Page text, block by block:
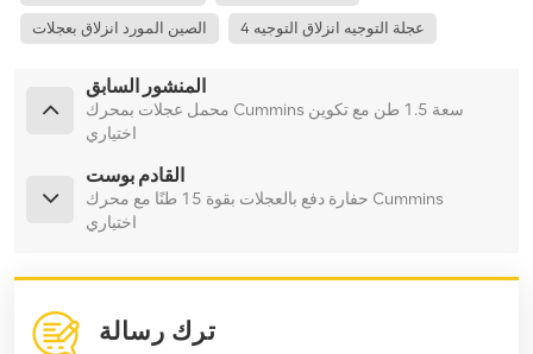
الصين المورد انزلاق بعجلات 4 عجلة التوجيه انزلاق التوجيه
المنشور السابق
محمل عجلات بمحرك Cummins سعة 1.5 طن مع تكوين
اختياري
القادم بوست
حفارة دفع بالعجلات بقوة 15 طنًا مع محرك Cummins
اختياري
ترك رسالة